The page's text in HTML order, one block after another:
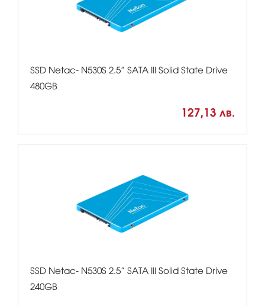
SSD Netac- N530S 2.5” SATA III Solid State Drive
480GB
127,13 лв.
SSD Netac- N530S 2.5” SATA III Solid State Drive
240GB